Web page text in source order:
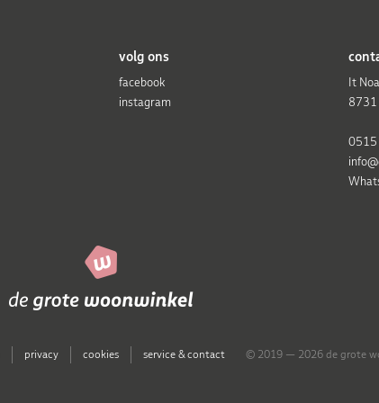
volg ons
facebook
instagram
It
8731
0515
privacy cookies service & contact © 2019 — 2026 de grote